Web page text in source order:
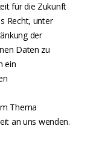
für die Zukunft
Recht, unter
der
Daten zu
ein
Thema
an uns wenden.